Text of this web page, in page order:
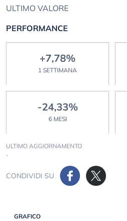
ULTIMO VALORE
PERFORMANCE
+7,78%
1 SETTIMANA
-24,33%
6 MESI
ULTIMO AGGIORNAMENTO
-
CONDIVIDI SU
GRAFICO